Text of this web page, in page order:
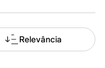
Relevância